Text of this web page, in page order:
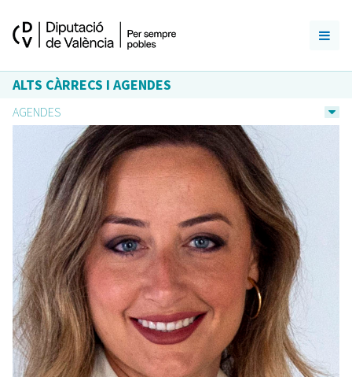
ALTS CÀRRECS I AGENDES
AGENDES